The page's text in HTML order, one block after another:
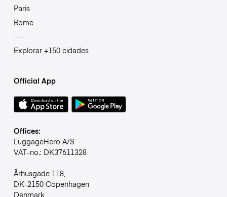
Paris
Rome
Explorar +150 cidades
Official App
Offices:
LuggageHero A/S
VAT-no.: DK37611328
Århusgade 118,
DK-2150 Copenhagen
Denmark